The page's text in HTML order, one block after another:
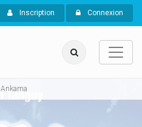
Inscription Connexion
Ankama